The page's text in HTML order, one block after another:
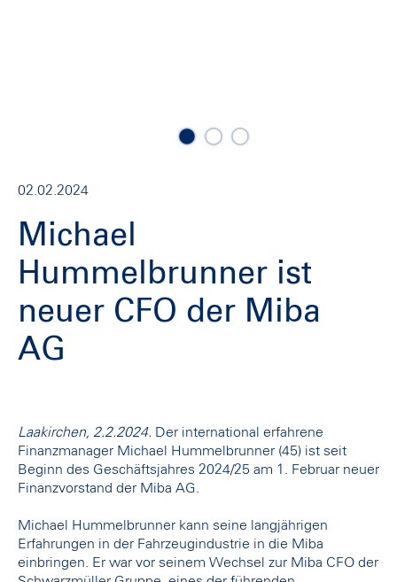
02.02.2024
Michael
Hummelbrunner ist
neuer CFO der Miba
AG
Laakirchen, 2.2.2024. Der international erfahrene
Finanzmanager Michael Hummelbrunner (45) ist seit
Beginn des Geschäftsjahres 2024/25 am 1. Februar neuer
Finanzvorstand der Miba AG.
Michael Hummelbrunner kann seine langjährigen
Erfahrungen in der Fahrzeugindustrie in die Miba
einbringen. Er war vor seinem Wechsel zur Miba CFO der